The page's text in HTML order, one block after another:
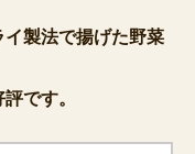
製法で揚げた野菜
です。